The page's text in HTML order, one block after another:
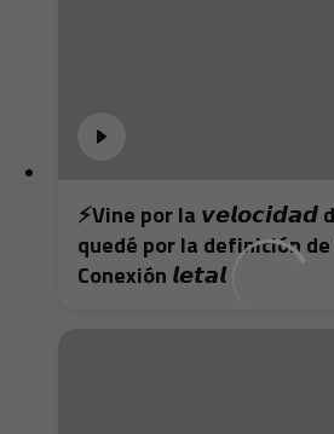
⚡️Vine por la 𝙫𝙚𝙡𝙤𝙘𝙞𝙙𝙖𝙙
quedé por la definición
Conexión 𝙡𝙚𝙩𝙖𝙡